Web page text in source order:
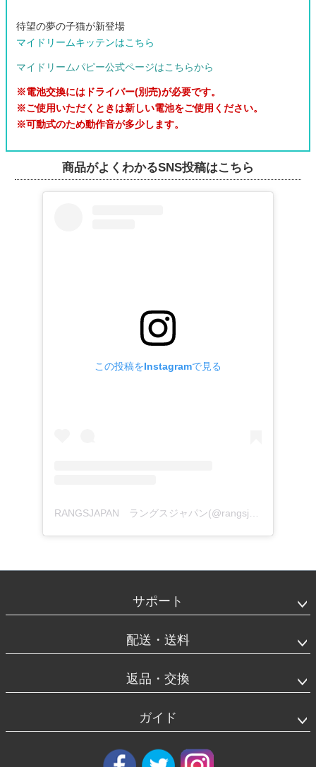
待望の夢の子猫が新登場
マイドリームキッテンはこちら
マイドリームパピー公式ページはこちらから
※電池交換にはドライバー(別売)が必要です。
※ご使用いただくときは新しい電池をご使用ください。
※可動式のため動作音が多少します。
商品がよくわかるSNS投稿はこちら
この投稿をInstagramで見る
サポート
配送・送料
返品・交換
ガイド